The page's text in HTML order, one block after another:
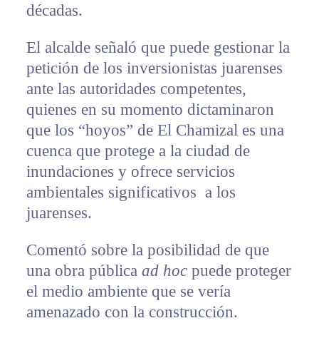
décadas.
El alcalde señaló que puede gestionar la
petición de los inversionistas juarenses
ante las autoridades competentes,
quienes en su momento dictaminaron
que los “hoyos” de El Chamizal es una
cuenca que protege a la ciudad de
inundaciones y ofrece servicios
ambientales significativos a los
juarenses.
Comentó sobre la posibilidad de que
una obra pública ad hocpuede proteger
el medio ambiente que se vería
amenazado con la construcción.